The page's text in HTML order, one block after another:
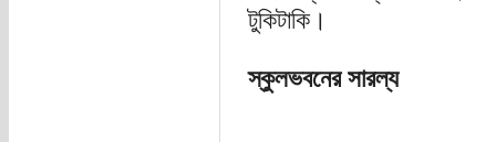
টুকিটাকি।
স্কুলভবনের সারল্য